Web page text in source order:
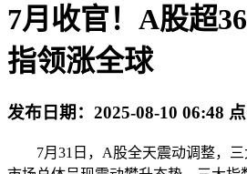
7月收官！A股超
指领涨全球
发布日期： 2025-08-10 06:48 点
7月31日，A股全天震动调整，三